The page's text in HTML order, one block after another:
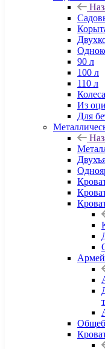
90 л
100 л
110 л
Из
Для